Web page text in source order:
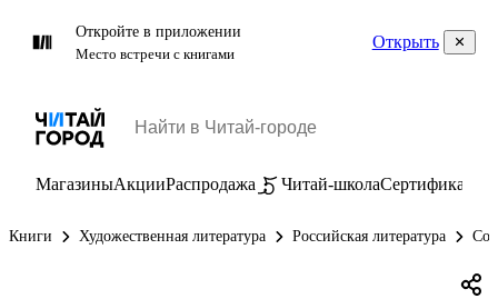
Откройте в приложении
Место встречи с книгами
Открыть
МагазиныАкцииРаспродажа Читай-школаСертификаты
Книги Художественная литература Российская литература